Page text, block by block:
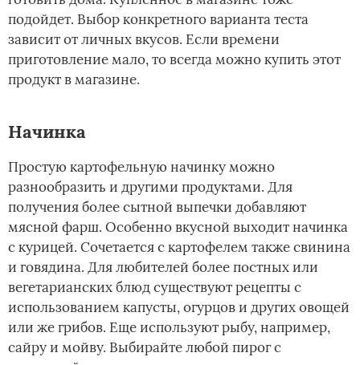
подойдет. Выбор конкретного варианта теста
зависит от личных вкусов. Если времени
приготовление мало, то всегда можно купить этот
продукт в магазине.
Начинка­
Простую картофельную начинку можно
разнообразить и другими продуктами. Для
получения более сытной выпечки добавляют
мясной фарш. Особенно вкусной выходит начинка
с курицей. Сочетается с картофелем также свинина
и говядина. Для любителей более постных или
вегетарианских блюд существуют рецепты с
использованием капусты, огурцов и других овощей
или же грибов. Еще используют рыбу, например,
сайру и мойву. Выбирайте любой пирог с